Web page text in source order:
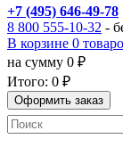
+7 (495) 646-49-78
8 800 555-10-32 -
В корзине 0
на сумму 0 ₽
Итого: 0 ₽